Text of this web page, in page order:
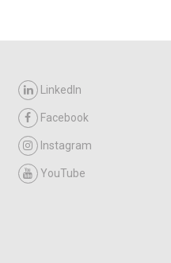
LinkedIn
Facebook
Instagram
YouTube